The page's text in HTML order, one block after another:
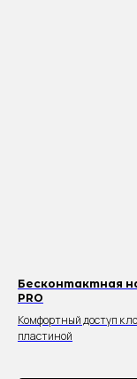
Бесконтактная
PRO
Комфортный доступ к
пластиной